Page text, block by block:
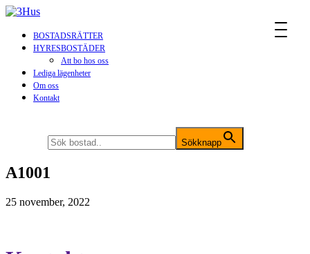
BOSTADSRÄTTER
HYRESBOSTÄDER
Att bo hos oss
Lediga lägenheter
Om oss
Kontakt
Sökknapp
A1001
25 november, 2022